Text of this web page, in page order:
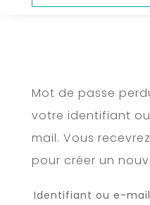
Mot de passe
votre identifiant
mail. Vous
pour créer un
Identifiant ou e-mail